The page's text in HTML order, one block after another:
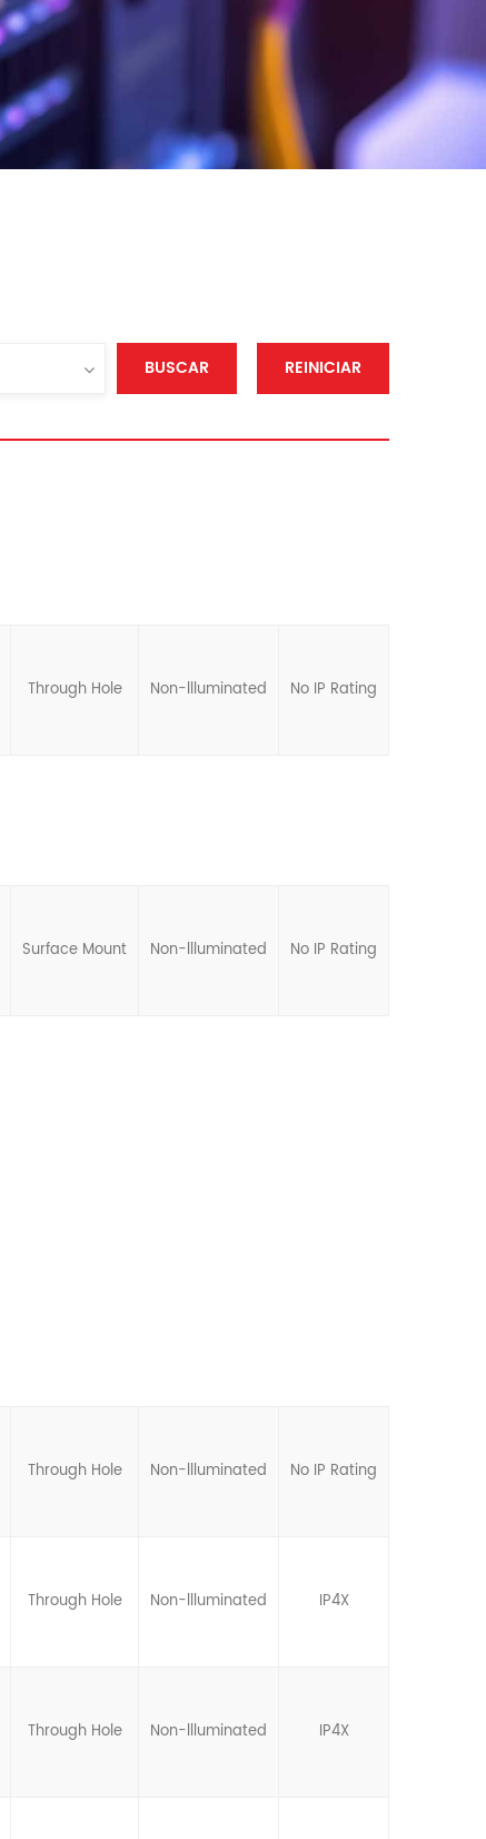
BUSCAR REINICIAR
Through Hole Non-llluminated No IP Rating
Surface Mount Non-llluminated No IP Rating
Through Hole Non-llluminated No IP Rating
Through Hole Non-llluminated IP4X
Through Hole Non-llluminated IP4X